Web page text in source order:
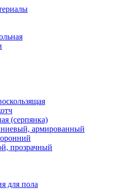
(серпянка)
армированный
прозрачный
для пола